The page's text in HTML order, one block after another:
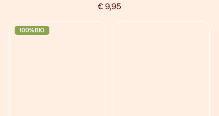
€ 9,95
100% BIO